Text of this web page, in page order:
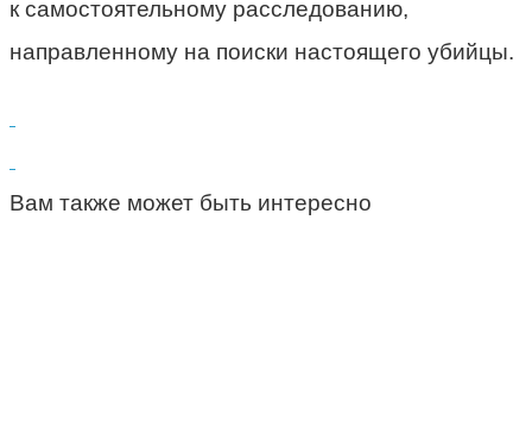
к самостоятельному расследованию,
направленному на поиски настоящего убийцы.
Вам также может быть интересно